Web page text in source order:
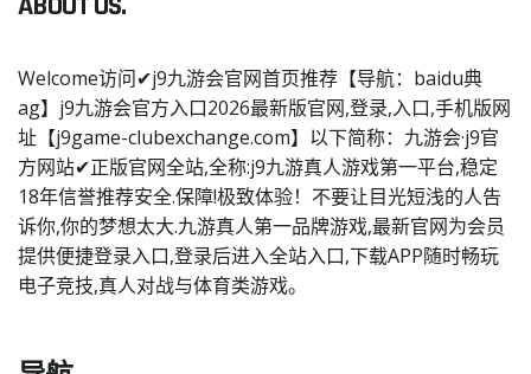
Welcome访问✔j9九游会官网首页推荐【导航：baidu典
ag】j9九游会官方入口2026最新版官网,登录,入口,手机版网
址【j9game-clubexchange.com】以下简称：九游会·j9官
方网站✔正版官网全站,全称:j9九游真人游戏第一平台,稳定
18年信誉推荐安全.保障!极致体验！不要让目光短浅的人告
诉你,你的梦想太大.九游真人第一品牌游戏,最新官网为会员
提供便捷登录入口,登录后进入全站入口,下载APP随时畅玩
电子竞技,真人对战与体育类游戏。